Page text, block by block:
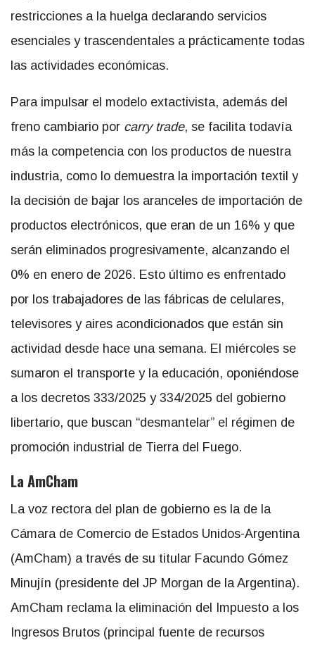
restricciones a la huelga declarando servicios
esenciales y trascendentales a prácticamente todas
las actividades económicas.
Para impulsar el modelo extactivista, además del
freno cambiario por carry trade, se facilita todavía
más la competencia con los productos de nuestra
industria, como lo demuestra la importación textil y
la decisión de bajar los aranceles de importación de
productos electrónicos, que eran de un 16% y que
serán eliminados progresivamente, alcanzando el
0% en enero de 2026. Esto último es enfrentado
por los trabajadores de las fábricas de celulares,
televisores y aires acondicionados que están sin
actividad desde hace una semana. El miércoles se
sumaron el transporte y la educación, oponiéndose
a los decretos 333/2025 y 334/2025 del gobierno
libertario, que buscan “desmantelar” el régimen de
promoción industrial de Tierra del Fuego.
La AmCham
La voz rectora del plan de gobierno es la de la
Cámara de Comercio de Estados Unidos-Argentina
(AmCham) a través de su titular Facundo Gómez
Minujín (presidente del JP Morgan de la Argentina).
AmCham reclama la eliminación del Impuesto a los
Ingresos Brutos (principal fuente de recursos